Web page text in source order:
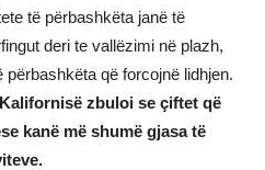
të përbashkëta janë të
deri te vallëzimi në plazh,
që forcojnë lidhjen.
zbuloi se çiftet që
kanë më shumë gjasa të